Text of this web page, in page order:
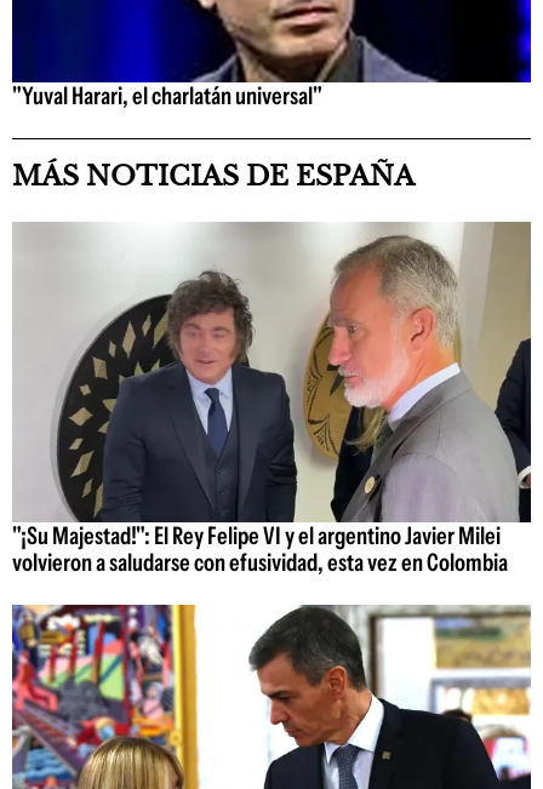
"Yuval Harari, el charlatán universal"
MÁS NOTICIAS DE ESPAÑA
"¡Su Majestad!": El Rey Felipe VI y el argentino Javier Milei
volvieron a saludarse con efusividad, esta vez en Colombia